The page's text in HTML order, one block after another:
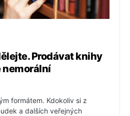
Prodávat knihy
nemorální
formátem. Kdokoliv si z
a dalších veřejných